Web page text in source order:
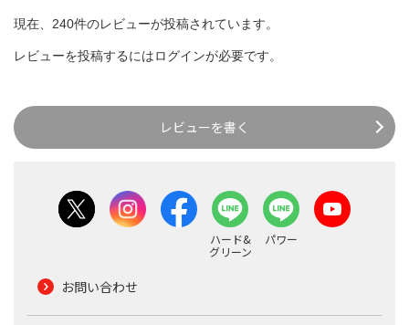
現在、240件のレビューが投稿されています。
レビューを投稿するにはログインが必要です。
レビューを書く
ハード&
グリーン
パワー
お問い合わせ